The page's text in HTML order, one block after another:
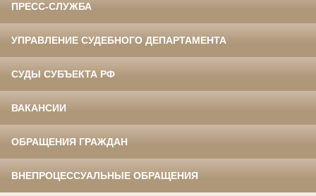
ПРЕСС-СЛУЖБА
УПРАВЛЕНИЕ СУДЕБНОГО ДЕПАРТАМЕНТА
СУДЫ СУБЪЕКТА РФ
ВАКАНСИИ
ОБРАЩЕНИЯ ГРАЖДАН
ВНЕПРОЦЕССУАЛЬНЫЕ ОБРАЩЕНИЯ